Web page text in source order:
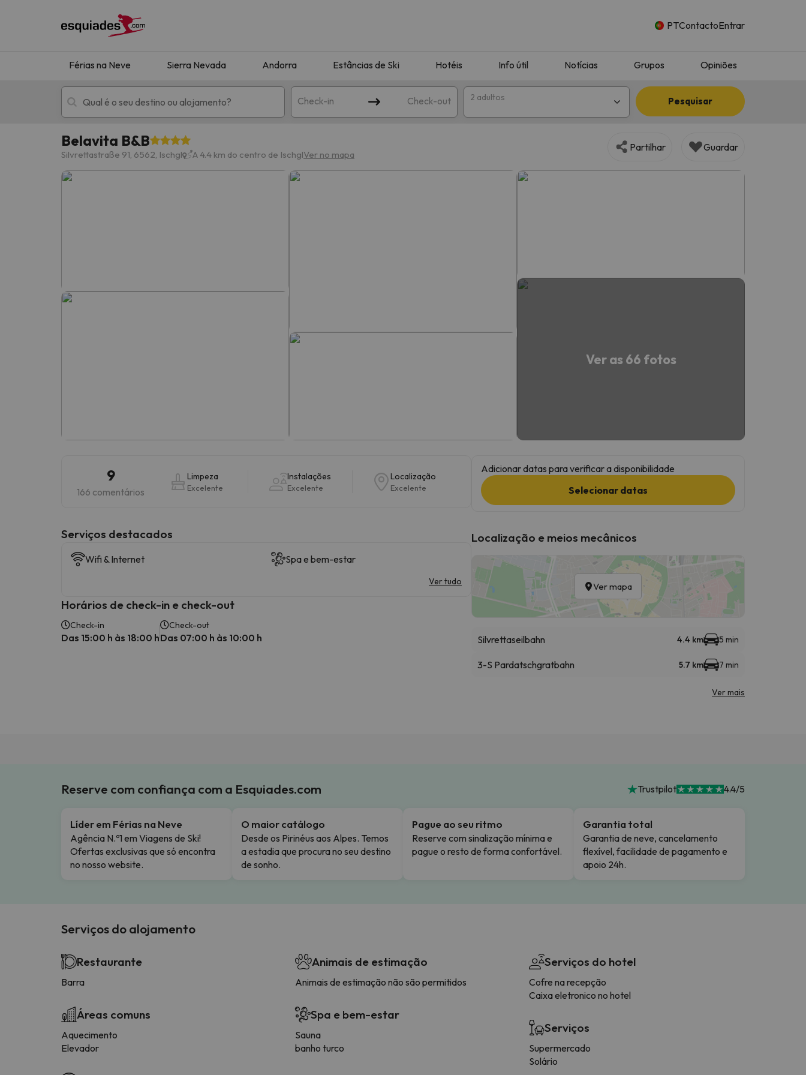
PTContactoEntrar
Férias na Neve Sierra Nevada Andorra Estâncias de Ski Hotéis Info útil Notícias Grupos Opiniões
Check-in Check-out 2 adultos Pesquisar
Férias na neve Hotéis de montanha
Belavita B&B
Silvrettastraße 91, 6562, Ischgl A 4.4 km do centro de IschglVer no mapa
Partilhar Guardar
Ver as 66 fotos
9
166 comentários
Limpeza
Excelente
Instalações
Excelente
Localização
Excelente
Serviços destacados
Wifi & Internet Spa e bem-estar
Ver tudo
Horários de check-in e check-out
Check-in
Das 15:00 h às 18:00 h
Check-out
Das 07:00 h às 10:00 h
Adicionar datas para verificar a disponibilidade
Selecionar datas
Localização e meios mecânicos
Ver mapa
Silvrettaseilbahn 4.4 km 5 min
3-S Pardatschgratbahn 5.7 km 7 min
Ver mais
Reserve com confiança com a Esquiades.com Trustpilot 4.4/5
Líder em Férias na Neve
Agência N.º1 em Viagens de Ski!
Ofertas exclusivas que só encontra
no nosso website.
O maior catálogo
Desde os Pirinéus aos Alpes. Temos
a estadia que procura no seu destino
de sonho.
Pague ao seu ritmo
Reserve com sinalização mínima e
pague o resto de forma confortável.
Garantia total
Garantia de neve, cancelamento
flexível, facilidade de pagamento e
apoio 24h.
Serviços do alojamento
Restaurante
Barra
Áreas comuns
Aquecimento
Elevador
Animais de estimação
Animais de estimação não são permitidos
Spa e bem-estar
Sauna
banho turco
Serviços do hotel
Cofre na recepção
Caixa eletronico no hotel
Serviços
Supermercado
Solário